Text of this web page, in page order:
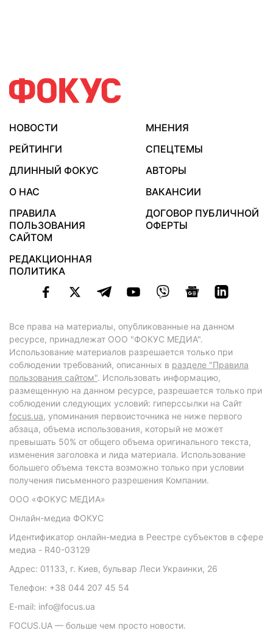
НОВОСТИ
МНЕНИЯ
РЕЙТИНГИ
СПЕЦТЕМЫ
ДЛИННЫЙ ФОКУС
АВТОРЫ
О НАС
ВАКАНСИИ
ПРАВИЛА
ПОЛЬЗОВАНИЯ
САЙТОМ
ДОГОВОР ПУБЛИЧНОЙ
ОФЕРТЫ
РЕДАКЦИОННАЯ
ПОЛИТИКА
Все права на материалы, опубликованные на данном
ресурсе, принадлежат ООО "ФОКУС МЕДИА".
Использование материалов разрешается только при
соблюдении требований, описанных в разделе "Правила
пользования сайтом". Использовать информацию,
размещенную на данном ресурсе, разрешается только при
соблюдении следующих условий: гиперссылки на Сайт
focus.ua, упоминания первоисточника не ниже первого
абзаца, объема использования, который не может
превышать 50% от общего объема оригинального текста,
изменения заголовка и лида материала. Использование
большего объема текста возможно только при условии
получения письменного разрешения Компании.
ООО «ФОКУС МЕДИА»
Онлайн-медиа ФОКУС
Идентификатор онлайн-медиа в Реестре субъектов в сфере
медиа - R40-03129
Адрес: 01133, г. Киев, бульвар Леси Украинки, 26
Телефон: +38 044 207 45 54
E-mail: info@focus.ua
FOCUS.UA — больше чем просто новости.